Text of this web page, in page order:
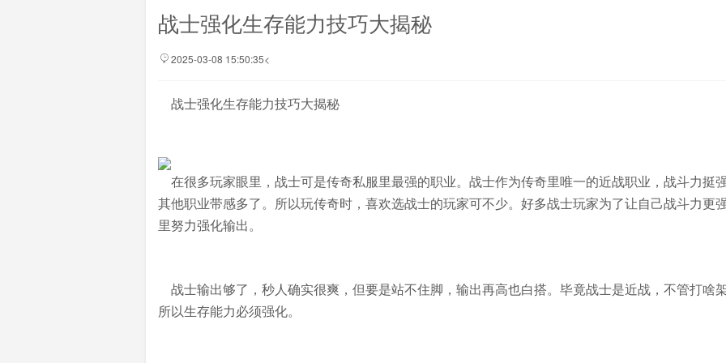
战士强化生存能力技巧大揭秘
2025-03-08 15:50:35<
战士强化生存能力技巧大揭秘
在很多玩家眼里，战士可是传奇私服里最强的职业。战士作为传奇里唯一的近战职业，战斗力挺
其他职业带感多了。所以玩传奇时，喜欢选战士的玩家可不少。好多战士玩家为了让自己战斗力更
里努力强化输出。
战士输出够了，秒人确实很爽，但要是站不住脚，输出再高也白搭。毕竟战士是近战，不管打啥
所以生存能力必须强化。